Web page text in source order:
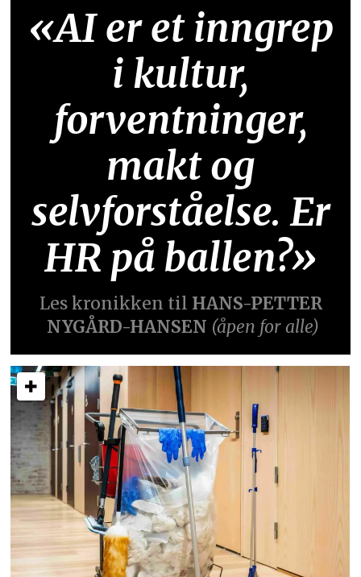
«AI er et inngrep
i kultur,
forventninger,
makt og
selvforståelse. Er
HR på ballen?»
Les kronikken til HANS-PETTER
NYGÅRD-HANSEN (åpen for alle)